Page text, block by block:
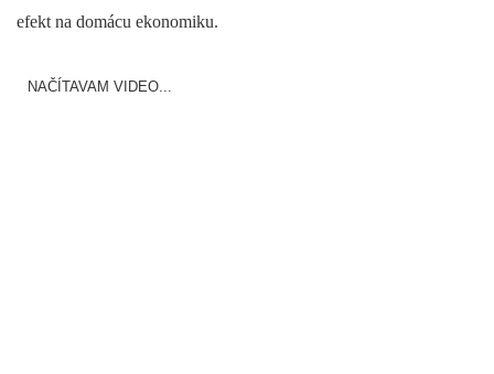
efekt na domácu ekonomiku.
NAČÍTAVAM VIDEO...